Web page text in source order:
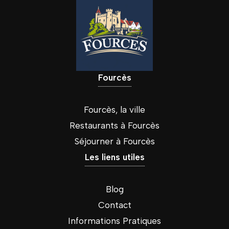
Fourcès
Fourcès, la ville
Restaurants à Fourcès
Séjourner à Fourcès
Les liens utiles
Blog
Contact
Informations Pratiques